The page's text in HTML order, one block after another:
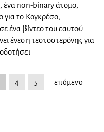
ένα non-binary άτομο,
για το Κογκρέσο,
ένα βίντεο του εαυτού
ένεση τεστοστερόνης για
4 5 επόμενο